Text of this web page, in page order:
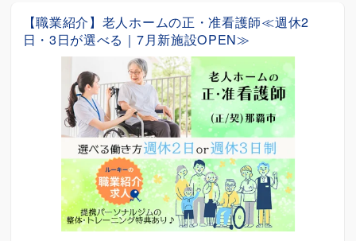
看護師≪週休2
【職業紹介】保育士(男女活躍
せる職場｜持ち帰り業務ナシ｜
正社員
給与：◆月給204,900円～223,600
沖縄県宜野湾市
詳細を見る